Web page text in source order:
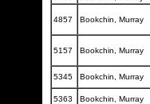
4857 Bookchin, Murray
5157 Bookchin, Murray
5345 Bookchin, Murray
5363 Bookchin, Murray